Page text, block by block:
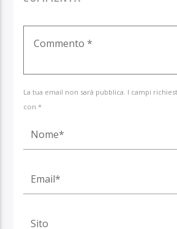
La tua email non sarà pubblica. I campi
con *